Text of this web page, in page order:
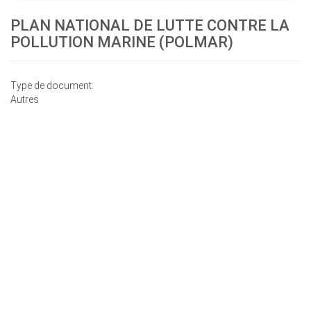
PLAN NATIONAL DE LUTTE CONTRE LA
POLLUTION MARINE (POLMAR)
Type de document:
Autres